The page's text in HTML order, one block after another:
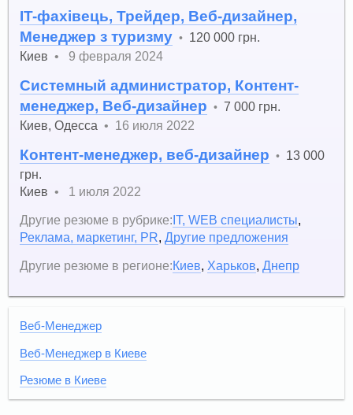
IT-фахівець, Трейдер, Веб-дизайнер,
Менеджер з туризму • 120 000 грн.
Киев • 9 февраля 2024
Системный администратор, Контент-
менеджер, Веб-дизайнер • 7 000 грн.
Киев,Одесса • 16 июля 2022
Контент-менеджер, веб-дизайнер • 13 000
грн.
Киев •
1 июля 2022
Другие резюме в рубрике:IT, WEB специалисты,
Реклама, маркетинг, PR,Другие предложения
Другие резюме в регионе:Киев, Харьков,Днепр
Веб-Менеджер
Веб-Менеджер в Киеве
Резюме в Киеве